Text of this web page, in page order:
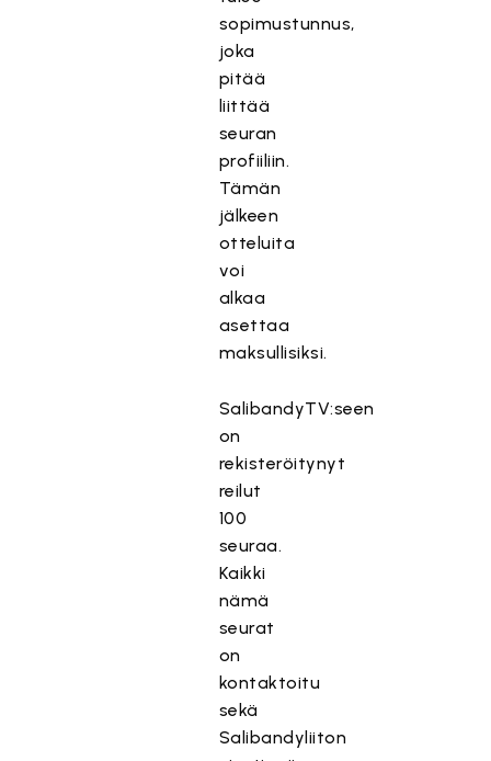
sopimustunnus,
joka
pitää
liittää
seuran
profiiliin.
Tämän
jälkeen
otteluita
voi
alkaa
asettaa
maksullisiksi.
SalibandyTV:seen
on
rekisteröitynyt
reilut
100
seuraa.
Kaikki
nämä
seurat
on
kontaktoitu
sekä
Salibandyliiton